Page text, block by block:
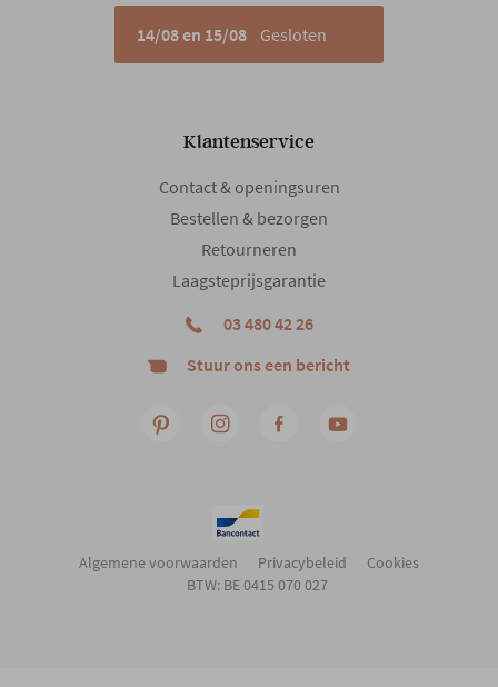
Modern
14/08 en 15/08 Gesloten
Klantenservice
Contact & openingsuren
Bestellen & bezorgen
Retourneren
Laagsteprijsgarantie
03 480 42 26
Stuur ons een bericht
Algemene voorwaarden Privacybeleid
Cookies
BTW: BE 0415 070 027